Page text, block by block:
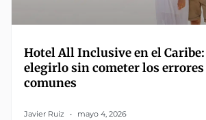
Hotel All Inclusive en el
elegirlo sin cometer los errores
comunes
Javier Ruiz mayo 4, 2026